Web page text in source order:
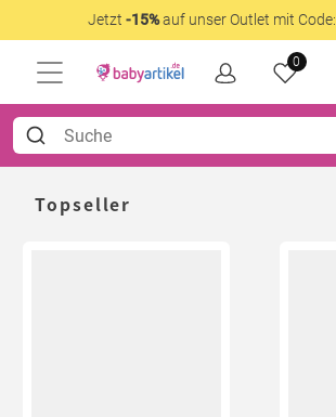
Jetzt -15%auf unser Outlet mit Code:
0
Topseller